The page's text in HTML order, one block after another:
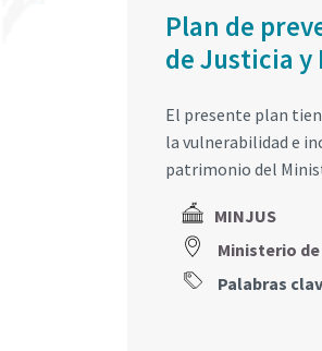
Plan de
de Justicia y
El presente plan
la vulnerabilidad e
patrimonio del
MINJUS
Ministerio de
Palabras